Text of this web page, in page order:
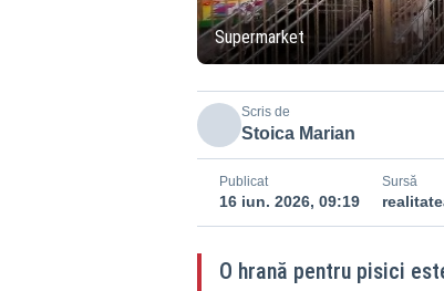
Supermarket
Scris de
Stoica Marian
Publicat
16 iun. 2026, 09:19
Sursă
O hrană pentru pisici